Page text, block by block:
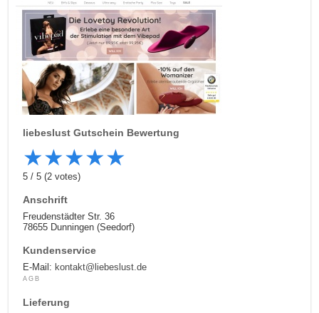
liebeslust Gutschein Bewertung
★★★★★
5/5 (2 votes)
Anschrift
Freudenstädter Str. 36
78655 Dunningen (Seedorf)
Kundenservice
E-Mail: kontakt@liebeslust.de
AGB
Lieferung